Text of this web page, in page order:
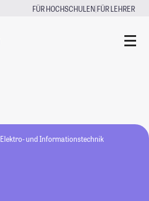
FÜR HOCHSCHULEN|FÜR LEHRER
Elektro- und Informationstechnik